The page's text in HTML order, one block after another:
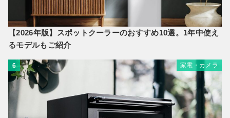
【2026年版】スポットクーラーのおすすめ10選。1年中使え
るモデルもご紹介
6 家電・カメラ